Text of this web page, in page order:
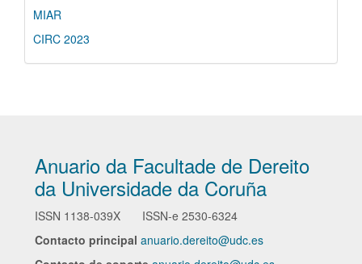
MIAR
CIRC 2023
Anuario da Facultade de Dereito
da Universidade da Coruña
ISSN 1138-039X ISSN-e 2530-6324
Contacto principal anuario.dereito@udc.es